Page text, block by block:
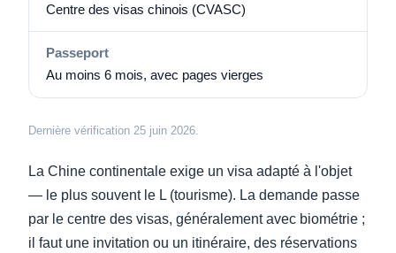
Centre des visas chinois (CVASC)
Passeport
Au moins 6 mois, avec pages vierges
Dernière vérification 25 juin 2026.
La Chine continentale exige un visa adapté à l'objet
— le plus souvent le L (tourisme). La demande passe
par le centre des visas, généralement avec biométrie ;
il faut une invitation ou un itinéraire, des réservations